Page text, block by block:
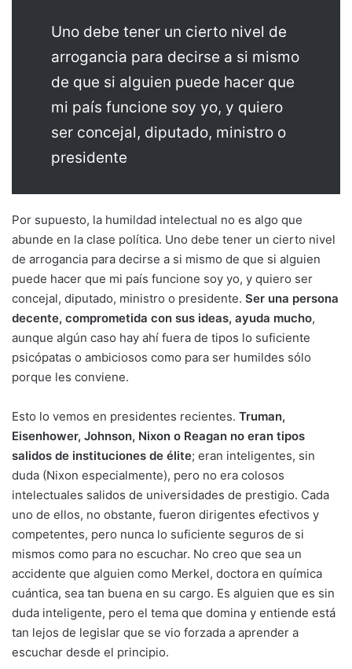
Uno debe tener un cierto nivel de
arrogancia para decirse a si mismo
de que si alguien puede hacer que
mi país funcione soy yo, y quiero
ser concejal, diputado, ministro o
presidente
Por supuesto, la humildad intelectual no es algo que
abunde en la clase política. Uno debe tener un cierto nivel
de arrogancia para decirse a si mismo de que si alguien
puede hacer que mi país funcione soy yo, y quiero ser
concejal, diputado, ministro o presidente. Ser una persona
decente, comprometida con sus ideas, ayuda mucho,
aunque algún caso hay ahí fuera de tipos lo suficiente
psicópatas o ambiciosos como para ser humildes sólo
porque les conviene.
Esto lo vemos en presidentes recientes. Truman,
Eisenhower, Johnson, Nixon o Reagan no eran tipos
salidos de instituciones de élite; eran inteligentes, sin
duda (Nixon especialmente), pero no era colosos
intelectuales salidos de universidades de prestigio. Cada
uno de ellos, no obstante, fueron dirigentes efectivos y
competentes, pero nunca lo suficiente seguros de si
mismos como para no escuchar. No creo que sea un
accidente que alguien como Merkel, doctora en química
cuántica, sea tan buena en su cargo. Es alguien que es sin
duda inteligente, pero el tema que domina y entiende está
tan lejos de legislar que se vio forzada a aprender a
escuchar desde el principio.